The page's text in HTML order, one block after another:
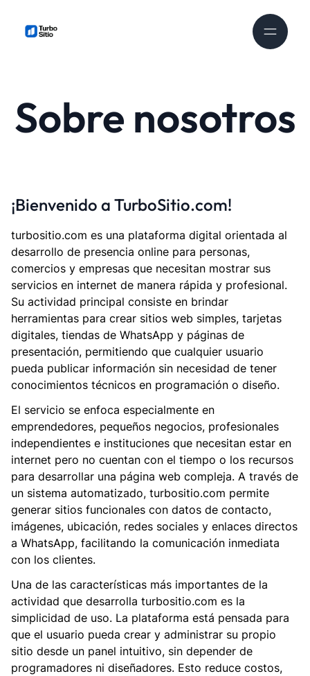
Sobre nosotros
¡Bienvenido a TurboSitio.com!
turbositio.com es una plataforma digital orientada al
desarrollo de presencia online para personas,
comercios y empresas que necesitan mostrar sus
servicios en internet de manera rápida y profesional.
Su actividad principal consiste en brindar
herramientas para crear sitios web simples, tarjetas
digitales, tiendas de WhatsApp y páginas de
presentación, permitiendo que cualquier usuario
pueda publicar información sin necesidad de tener
conocimientos técnicos en programación o diseño.
El servicio se enfoca especialmente en
emprendedores, pequeños negocios, profesionales
independientes e instituciones que necesitan estar en
internet pero no cuentan con el tiempo o los recursos
para desarrollar una página web compleja. A través de
un sistema automatizado, turbositio.com permite
generar sitios funcionales con datos de contacto,
imágenes, ubicación, redes sociales y enlaces directos
a WhatsApp, facilitando la comunicación inmediata
con los clientes.
Una de las características más importantes de la
actividad que desarrolla turbositio.com es la
simplicidad de uso. La plataforma está pensada para
que el usuario pueda crear y administrar su propio
sitio desde un panel intuitivo, sin depender de
programadores ni diseñadores. Esto reduce costos,